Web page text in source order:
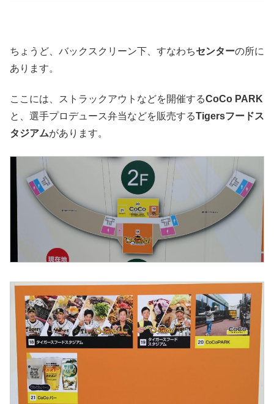
ちょうど、バックスクリーン下、すなわちセンターの所に
あります。
ここには、ストラックアウトなどを開催するCoCo PARK
と、選手プロデュース弁当などを販売するTigersフードス
タジアムがあります。